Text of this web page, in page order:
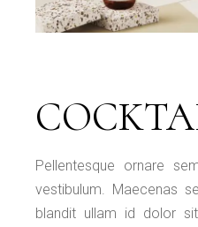
Pellentesque ornare
vestibulum. Maecenas
blandit ullam id dolor